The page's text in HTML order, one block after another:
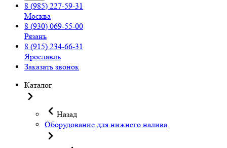
8 (985) 227-59-31
Москва
8 (930) 069-55-00
Рязань
8 (915) 234-66-31
Ярославль
Заказать звонок
Каталог
Назад
Оборудование для нижнего налива